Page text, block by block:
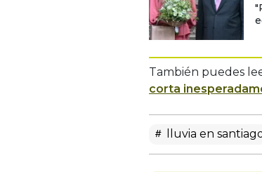
También puedes
corta
lluvia en